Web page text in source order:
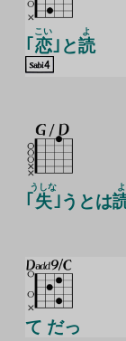
｢ 恋
こい
｣と読
よ
｢ 失
うしな
｣うとは
よ
て だっ